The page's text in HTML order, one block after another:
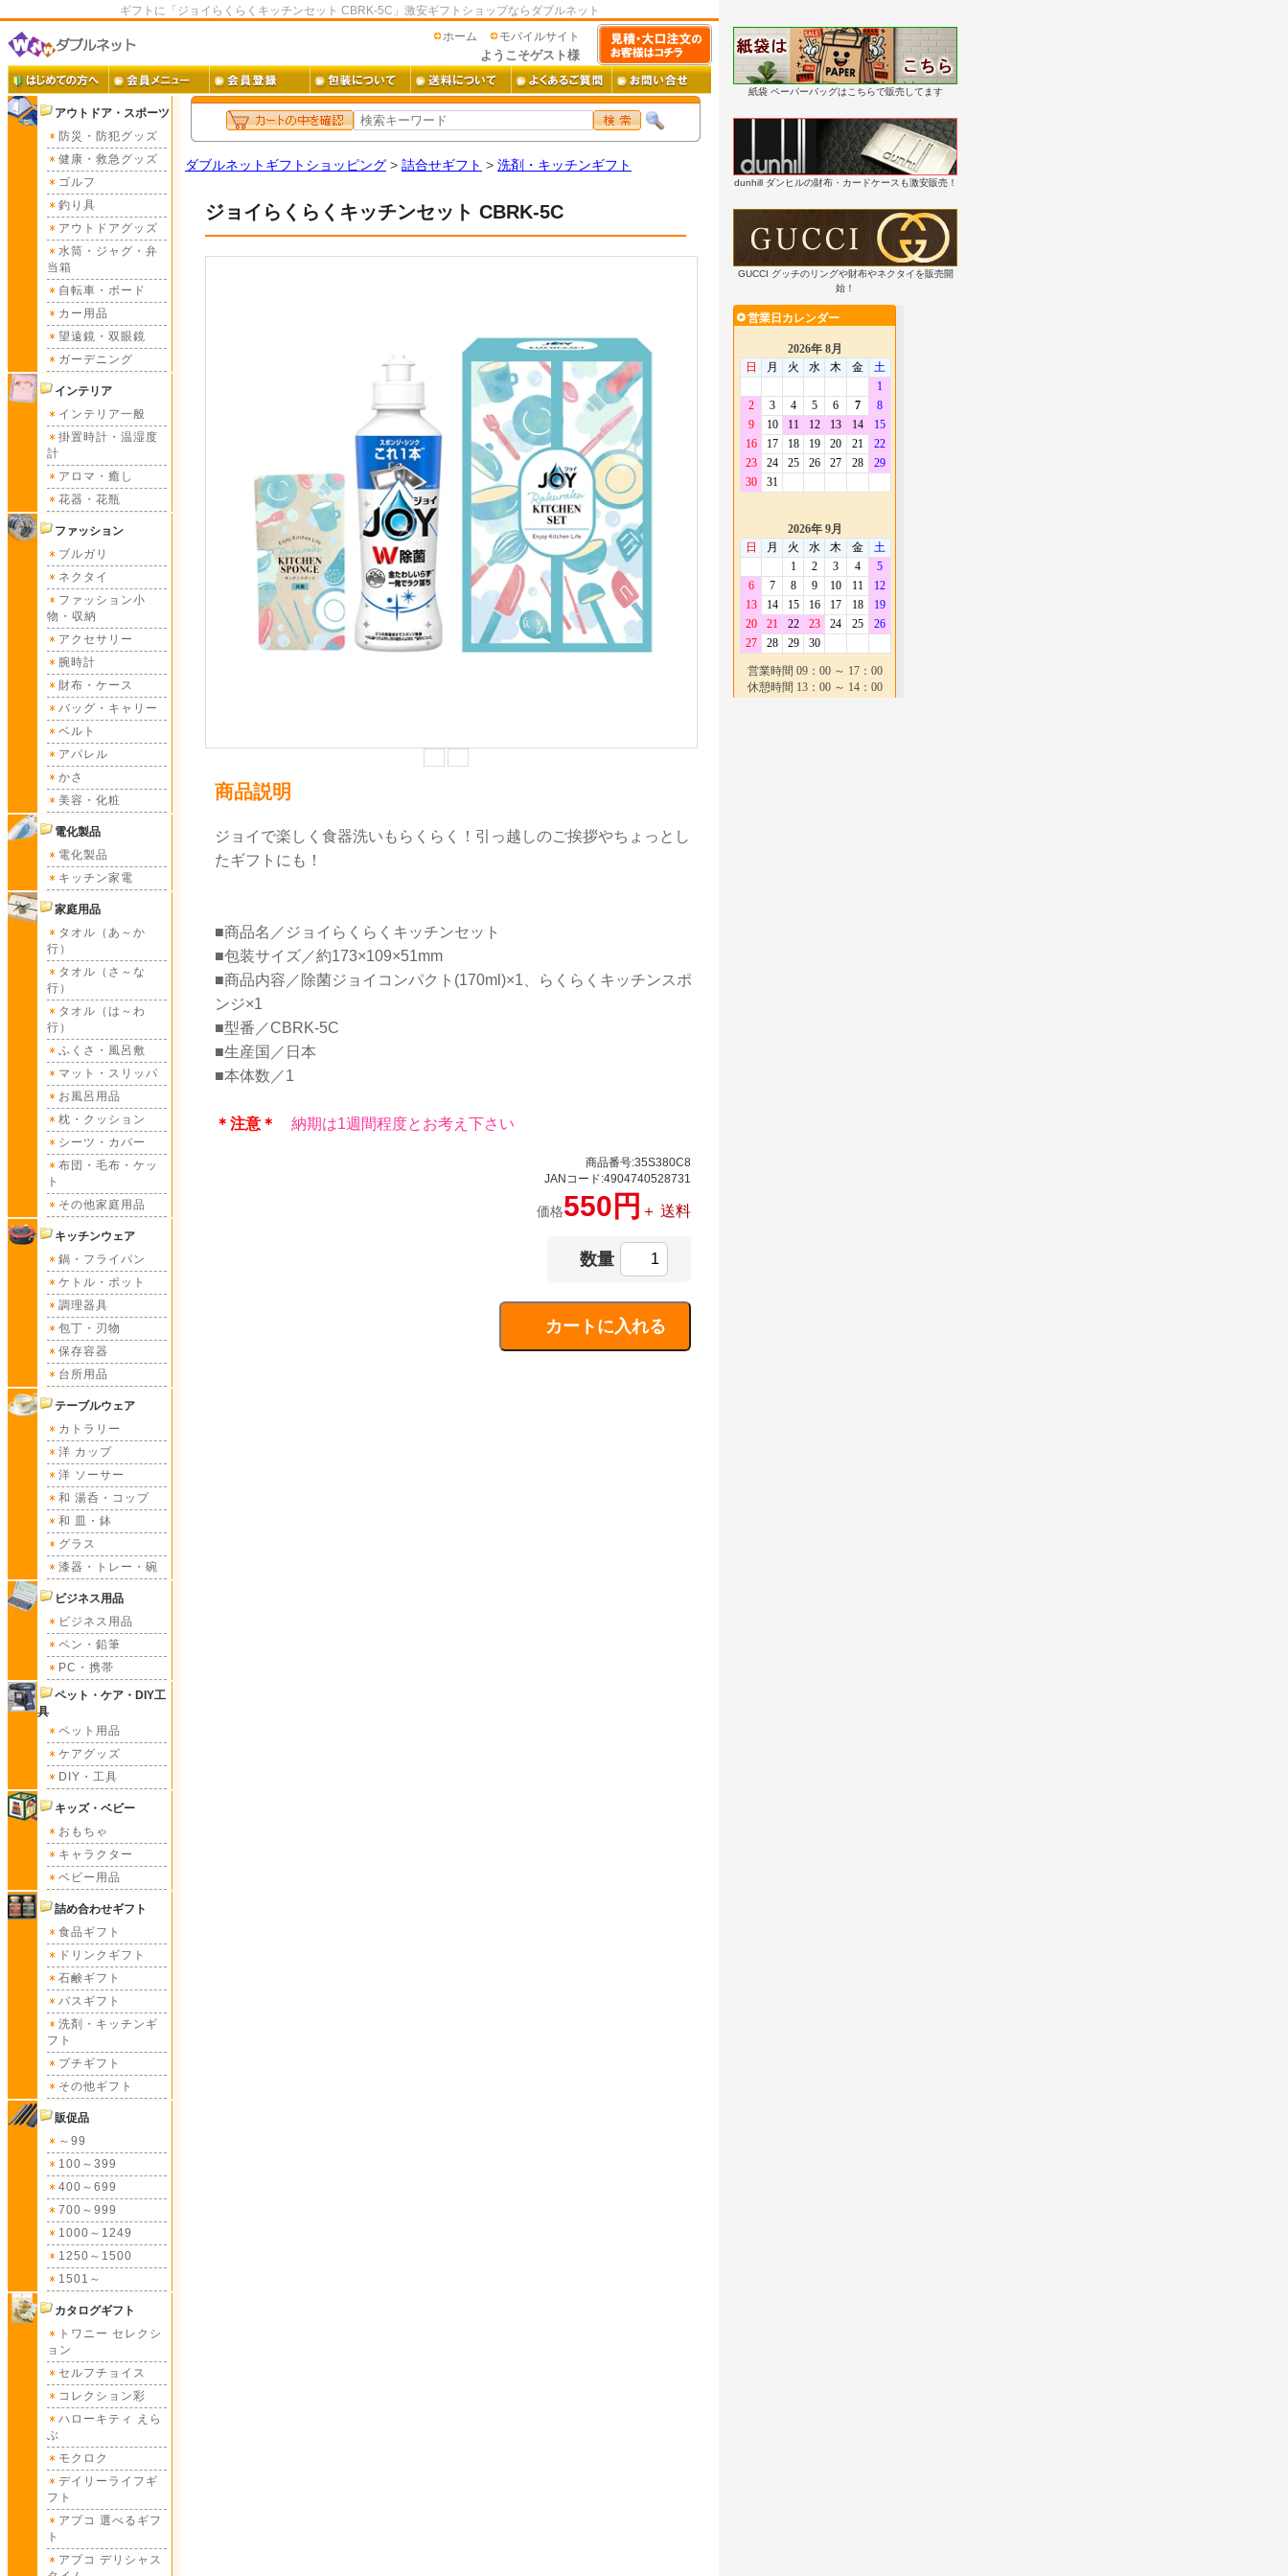
ギフトに「ジョイらくらくキッチンセット CBRK-5C」激安ギフトショップならダブルネット
ホーム
モバイルサイト
アウトドア・スポーツ
防災・防犯グッズ
健康・救急グッズ
ゴルフ
釣り具
アウトドアグッズ
水筒・ジャグ・弁
当箱
自転車・ボード
カー用品
望遠鏡・双眼鏡
ガーデニング
インテリア
インテリア一般
掛置時計・温湿度
計
アロマ・癒し
花器・花瓶
ファッション
ブルガリ
ネクタイ
ファッション小
物・収納
アクセサリー
腕時計
財布・ケース
バッグ・キャリー
ベルト
アパレル
かさ
美容・化粧
電化製品
電化製品
キッチン家電
家庭用品
タオル（あ～か
行）
タオル（さ～な
行）
タオル（は～わ
行）
ふくさ・風呂敷
マット・スリッパ
お風呂用品
枕・クッション
シーツ・カバー
布団・毛布・ケッ
ト
その他家庭用品
キッチンウェア
鍋・フライパン
ケトル・ポット
調理器具
包丁・刃物
保存容器
台所用品
テーブルウェア
カトラリー
洋 カップ
洋 ソーサー
和 湯呑・コップ
和 皿・鉢
グラス
漆器・トレー・碗
ビジネス用品
ビジネス用品
ペン・鉛筆
PC・携帯
ペット・ケア・DIY工
具
ペット用品
ケアグッズ
DIY・工具
キッズ・ベビー
おもちゃ
キャラクター
ベビー用品
詰め合わせギフト
食品ギフト
ドリンクギフト
石鹸ギフト
バスギフト
洗剤・キッチンギ
フト
プチギフト
その他ギフト
販促品
～99
100～399
400～699
700～999
1000～1249
1250～1500
1501～
カタログギフト
トワニー セレクシ
ョン
セルフチョイス
コレクション彩
ハローキティ えら
ぶ
モクロク
デイリーライフギ
フト
アプコ 選べるギフ
ト
アプコ デリシャス
ようこそゲスト様
ダブルネットギフトショッピング > 詰合せギフト > 洗剤・キッチンギフト
ジョイらくらくキッチンセット CBRK-5C
商品説明
ジョイで楽しく食器洗いもらくらく！引っ越しのご挨拶やちょっとし
たギフトにも！
■商品名／ジョイらくらくキッチンセット
■包装サイズ／約173×109×51mm
■商品内容／除菌ジョイコンパクト(170ml)×1、らくらくキッチンスポ
ンジ×1
■型番／CBRK-5C
■生産国／日本
■本体数／1
＊注意＊ 納期は1週間程度とお考え下さい
商品番号:35S380C8
JANコード:4904740528731
価格550円 ＋ 送料
数量
紙袋 ペーパーバッグはこちらで販売してます
dunhill ダンヒルの財布・カードケースも激安販売！
GUCCI グッチのリングや財布やネクタイを販売開
始！